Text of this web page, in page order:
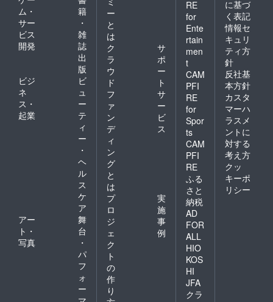
ム・
サー
ビス
開発
籍
・
雑
誌
出
版
ビジ
ネ
ス・
起業
ビ
ュ
ー
テ
ィ
ー
・
ヘ
ル
ス
ケ
ア
アー
ト・
写真
舞
台
・
パ
フ
ォ
ー
ー
と
は
ク
ラ
ウ
ド
フ
ァ
ン
デ
ィ
ン
グ
と
は
サ
ポ
ー
ト
サ
ー
ビ
ス
プ
ロ
ジ
ェ
ク
ト
の
作
り
実
施
事
例
RE
for
Ente
rtain
men
t
CAM
PFI
RE
for
Spor
ts
CAM
PFI
RE
ふる
さと
納税
AD
FOR
ALL
HIO
KOS
HI
JFA
クラ
に基づ
く表記
情報セ
キュリ
ティ方
針
反社基
本方針
カスタ
マーハ
ラスメ
ントに
対する
考え方
クッ
キーポ
リシー